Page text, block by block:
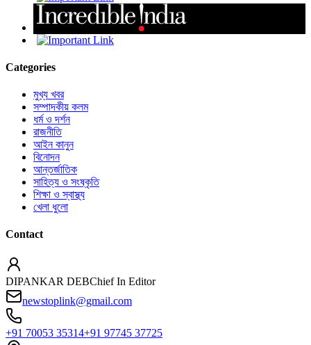
Categories
মুখ্য খবর
সম্পাদকীয় কলম
ধর্ম ও দর্শন
রাজনীতি
আইন কানুন
বিনোদন
আন্তর্জাতিক
সাহিত্য ও সংষ্কৃতি
শিক্ষা ও স্বাস্থ্য
খেলা ধুলো
Contact
DIPANKAR DEBChief In Editor
newstoplink@gmail.com
+91 70053 35314+91 97745 37725